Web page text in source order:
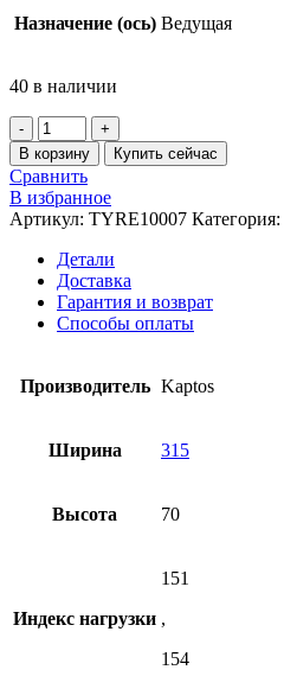
Назначение (ось) Ведущая
40 в наличии
Количество
товара
Автошины
грузовые
Kpatos
KTR67
R22.5
315/70
154/151L
TL
20PR
НК
В корзину Купить сейчас
Сравнить
В избранное
Артикул: TYRE10007 Категория:
Детали
Доставка
Гарантия и возврат
Способы оплаты
Производитель Kaptos
Ширина 315
Высота 70
Индекс нагрузки
151
,
154